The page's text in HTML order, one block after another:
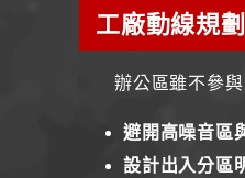
工廠動線規
辦公區雖不參
避開高噪音區
設計出入分區